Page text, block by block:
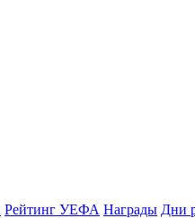
Рейтинг УЕФА Награды Дни